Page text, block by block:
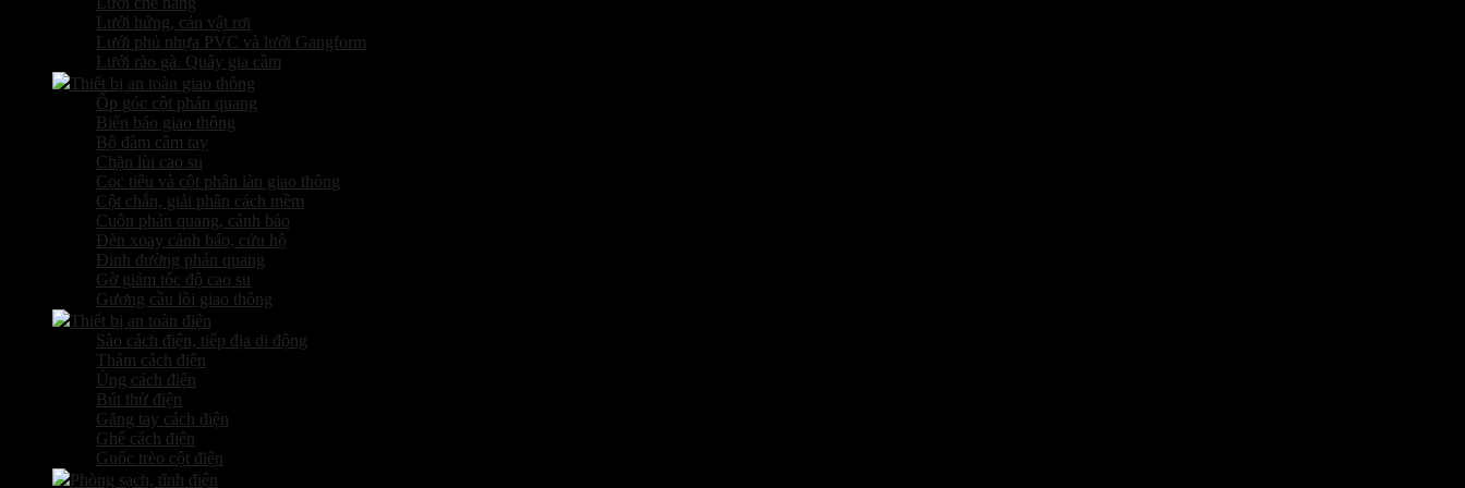
Lưới hứng, cản vật rơi
Lưới phủ nhựa PVC và lưới Gangform
Lưới rào gà. Quây gia cầm
Thiết bị an toàn giao thông
Ốp góc cột phản quang
Biển báo giao thông
Bộ đàm cầm tay
Chặn lùi cao su
Cọc tiêu và cột phân làn giao thông
Cột chắn, giải phân cách mềm
Cuộn phản quang, cảnh báo
Đèn xoay cảnh báo, cứu hộ
Đinh đường phản quang
Gờ giảm tốc độ cao su
Gương cầu lồi giao thông
Thiết bị an toàn điện
Sào cách điện, tiếp địa di động
Thảm cách điện
Ủng cách điện
Bút thử điện
Găng tay cách điện
Ghế cách điện
Guốc trèo cột điện
Phòng sạch, tĩnh điện